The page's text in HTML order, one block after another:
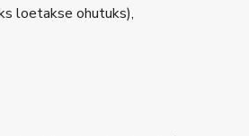
loetakse ohutuks),